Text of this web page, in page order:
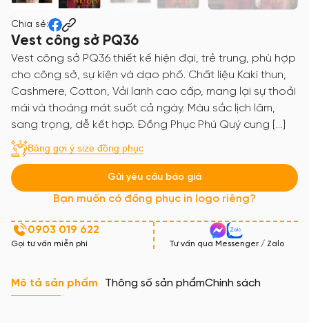
Chia sẻ:
Vest công sở PQ36
Vest công sở PQ36 thiết kế hiện đại, trẻ trung, phù hợp
cho công sở, sự kiện và dạo phố. Chất liệu Kaki thun,
Cashmere, Cotton, Vải lanh cao cấp, mang lại sự thoải
mái và thoáng mát suốt cả ngày. Màu sắc lịch lãm,
sang trọng, dễ kết hợp. Đồng Phục Phú Quý cung […]
Bảng gợi ý size đồng phục
Gửi yêu cầu báo giá
Bạn muốn có đồng phục in logo riêng?
0903 019 622
Gọi tư vấn miễn phí Tư vấn qua Messenger / Zalo
Mô tả sản phẩm Thông số sản phẩmChính sách